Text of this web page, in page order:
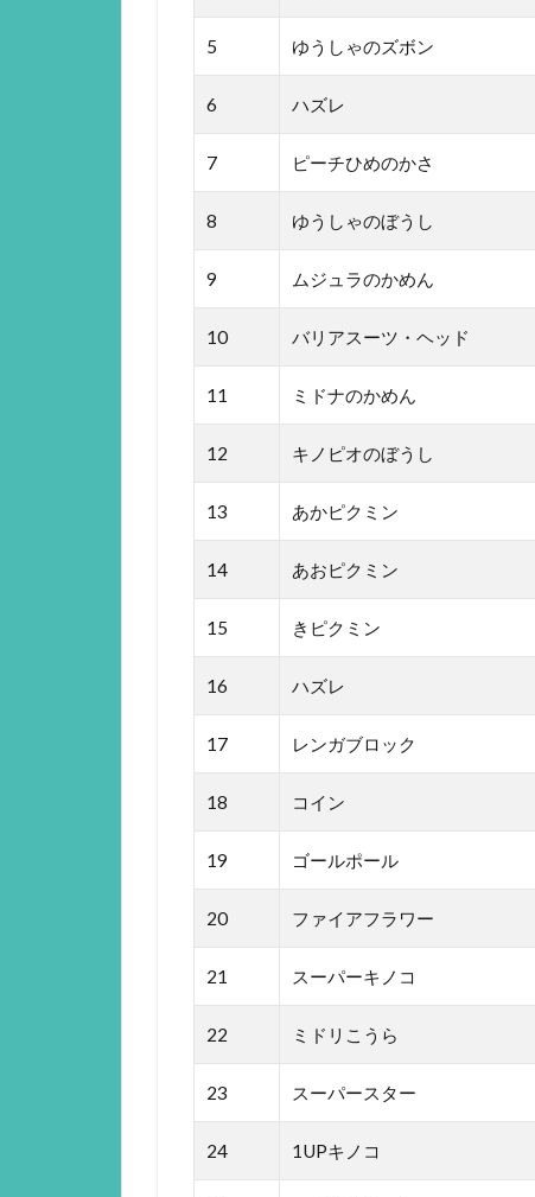
5 ゆうしゃのズボン
6 ハズレ
7 ピーチひめのかさ
8 ゆうしゃのぼうし
9 ムジュラのかめん
10 バリアスーツ・ヘッド
11 ミドナのかめん
12 キノピオのぼうし
13 あかピクミン
14 あおピクミン
15 きピクミン
16 ハズレ
17 レンガブロック
18 コイン
19 ゴールポール
20 ファイアフラワー
21 スーパーキノコ
22 ミドリこうら
23 スーパースター
24 1UPキノコ